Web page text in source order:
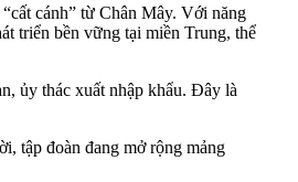
cánh” từ Chân Mây. Với năng
triển bền vững tại miền Trung, thể
ủy thác xuất nhập khẩu. Đây là
tập đoàn đang mở rộng mảng